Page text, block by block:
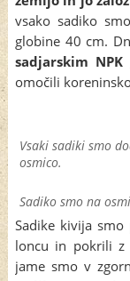
vsako sadiko
globine 40 cm.
sadjarskim NPK
omočili
Vsaki sadiki smo
osmico.
Sadiko smo na
Sadike kivija
loncu in pokrili z
jame smo v